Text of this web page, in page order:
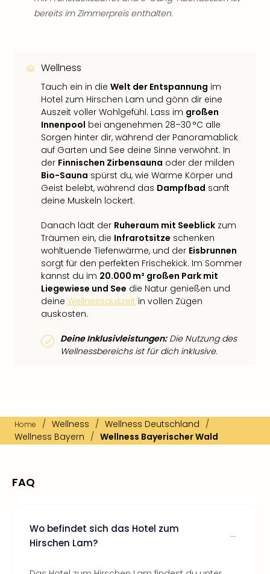
bereits im Zimmerpreis enthalten.
Wellness
Tauch ein in die Welt der Entspannung im
Hotel zum Hirschen Lam und gönn dir eine
Auszeit voller Wohlgefühl. Lass im großen
Innenpool bei angenehmen 28–30 °C alle
Sorgen hinter dir, während der Panoramablick
auf Garten und See deine Sinne verwöhnt. In
der Finnischen Zirbensauna oder der milden
Bio-Sauna spürst du, wie Wärme Körper und
Geist belebt, während das Dampfbad sanft
deine Muskeln lockert.
Danach lädt der Ruheraum mit Seeblick zum
Träumen ein, die Infrarotsitze schenken
wohltuende Tiefenwärme, und der Eisbrunnen
sorgt für den perfekten Frischekick. Im Sommer
kannst du im 20.000 m² großen Park mit
Liegewiese und See die Natur genießen und
deine Wellnessauszeit in vollen Zügen
auskosten.
Deine Inklusivleistungen:Die Nutzung des
Wellnessbereichs ist für dich inklusive.
Home / Wellness / Wellness Deutschland /
Wellness Bayern / Wellness Bayerischer Wald
FAQ
Wo befindet sich das Hotel zum
Hirschen Lam?